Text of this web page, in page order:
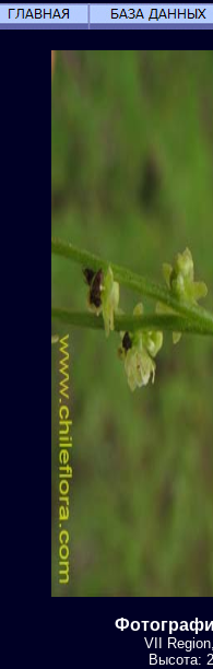
VII
Высота: